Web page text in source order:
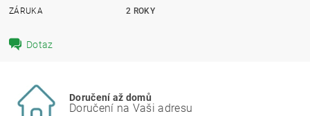
ZÁRUKA
2 ROKY
Dotaz
Doručení až domů
Doručení na Vaši adresu